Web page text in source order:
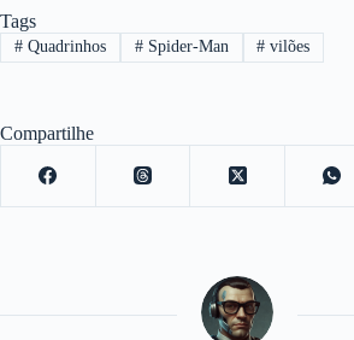
Tags
#Quadrinhos #Spider-Man # vilões
Compartilhe